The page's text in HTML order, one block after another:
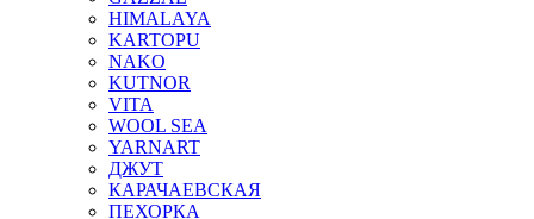
HIMALAYA
KARTOPU
NAKO
KUTNOR
VITA
WOOL SEA
YARNART
ДЖУТ
КАРАЧАЕВСКАЯ
ПЕХОРКА